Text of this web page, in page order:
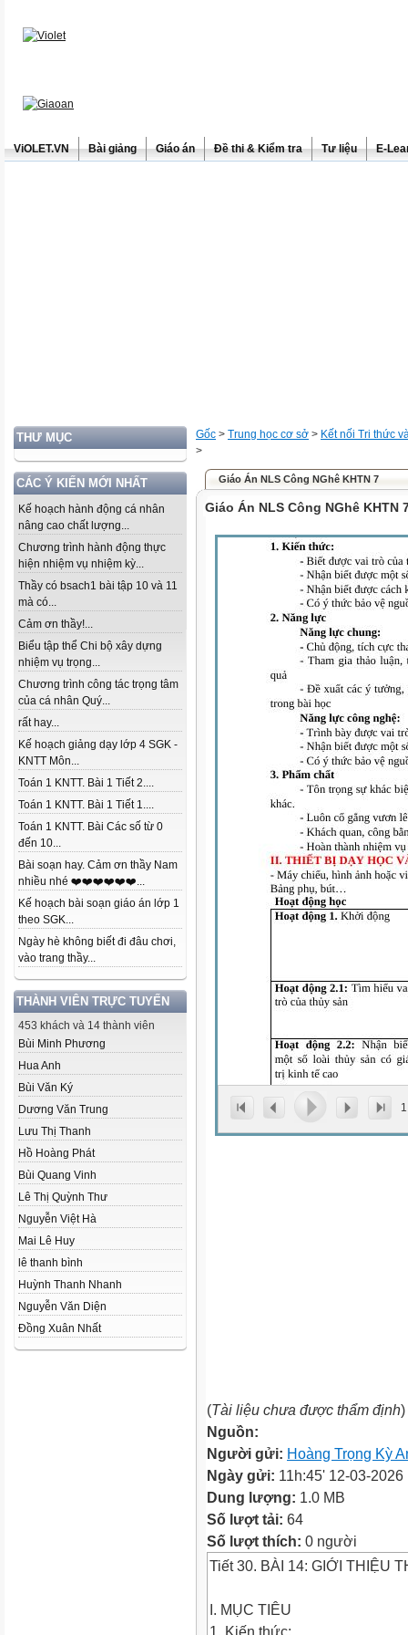
ViOLET.VN Bài giảng Giáo án Đề thi & Kiểm tra Tư liệu E-
THƯ MỤC
CÁC Ý KIẾN MỚI NHẤT
Kế hoạch hành động cá nhân
nâng cao chất lượng...
Chương trình hành động thực
hiện nhiệm vụ nhiệm kỳ...
Thầy có bsach1 bài tập 10 và 11
mà có...
Cảm ơn thầy!...
Biểu tập thể Chi bộ xây dựng
nhiệm vụ trọng...
Chương trình công tác trọng tâm
của cá nhân Quý...
rất hay...
Kế hoạch giảng dạy lớp 4 SGK -
KNTT Môn...
Toán 1 KNTT. Bài 1 Tiết 2....
Toán 1 KNTT. Bài 1 Tiết 1....
Toán 1 KNTT. Bài Các số từ 0
đến 10...
Bài soạn hay. Cảm ơn thầy Nam
nhiều nhé ❤️❤️❤️❤️❤️❤️...
Kế hoạch bài soạn giáo án lớp 1
theo SGK...
Ngày hè không biết đi đâu chơi,
vào trang thầy...
THÀNH VIÊN TRỰC TUYẾN
453 khách và 14 thành viên
Bùi Minh Phương
Hua Anh
Bùi Văn Ký
Dương Văn Trung
Lưu Thị Thanh
Hồ Hoàng Phát
Bùi Quang Vinh
Lê Thị Quỳnh Thư
Nguyễn Việt Hà
Mai Lê Huy
lê thanh bình
Huỳnh Thanh Nhanh
Nguyễn Văn Diện
Đồng Xuân Nhất
Gốc > Trung học cơ sở > Kết nối Tri thức
>
Giáo Án NLS Công NGhê KHTN 7
Giáo Án NLS Công NGhê KHTN
1
(Tài liệu chưa được thẩm định)
Nguồn:
Người gửi: Hoàng Trọng Kỳ
Ngày gửi: 11h:45' 12-03-2026
Dung lượng: 1.0 MB
Số lượt tải: 64
Số lượt thích: 0 người
Tiết 30. BÀI 14: GIỚI THIỆU
I. MỤC TIÊU
1. Kiến thức: